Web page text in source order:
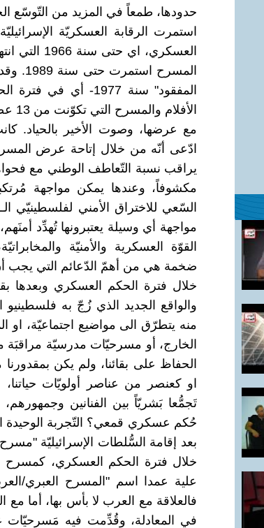
حدودها، طمعاً في المزيد من التّوسّع
استمرت الرقابة العسكريّة
العسكري،
المفقود" سنة 1977-
مع عرضها، وصوت الأخير بالحياد.
ادّعى أنّه من خلال إتاحة عرض
يراقب نسبة التّعاطف الوطني مع
مكشوفاً، وعندها يمكن مواجهة
مواجهة أي وسيلة يعتبرونها تُهدِّد
القوّة العسكرية والأمنيّة
ضخمة هي من أهمّ الدّعائم التي يجب
خلال فترة الحكم العسكري وبعدها
منه يتطرّق الى مواضيع اجتماعيّة،
الخارج، أو مسرحيّات مدرسيّة مراقبَة
الحفاظ على بقائنا، ولم يكن
او كعنصر من عناصر أولويّات
تَجمُّعا بَشريّاً بين الفنانين
حُكم عسكري قمعي؟ التّجربة الوحيدة
خلال فترة الحكم العسكري،
علية عمدا اسم "المسرح العبري/
فالعلاقة مع العرب لا بأس بها، أما
في المعادلة، وقُدِّمت فيه مَسرحيّات